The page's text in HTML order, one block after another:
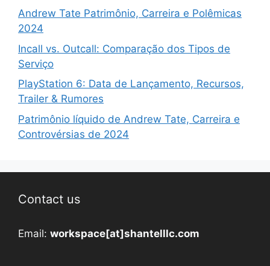
Andrew Tate Patrimônio, Carreira e Polêmicas
2024
Incall vs. Outcall: Comparação dos Tipos de
Serviço
PlayStation 6: Data de Lançamento, Recursos,
Trailer & Rumores
Patrimônio líquido de Andrew Tate, Carreira e
Controvérsias de 2024
Contact us
Email: workspace[at]shantelllc.com